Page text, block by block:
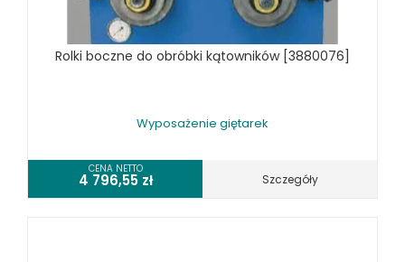
URZĄDZENIA WIELOCZYNNOŚCIOWE
WALCARKI DO BLACHY
WIERTARKI KOLUMNOWE, SŁUPOWE, STOŁOWE
WYKRAWARKI DO BLACHY, PNEUMATYCZNE
ZAGINARKI DO BLACHY, MECHANICZNE
ŻŁOBIARKI DO BLACHY
Rolki boczne do obróbki kątowników [3880076]
Wyposażenie giętarek
CENA NETTO
4 796,55 zł Szczegóły